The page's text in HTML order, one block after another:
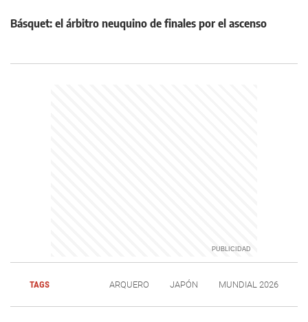
Básquet: el árbitro neuquino de finales por el ascenso
TAGS ARQUERO JAPÓN MUNDIAL 2026